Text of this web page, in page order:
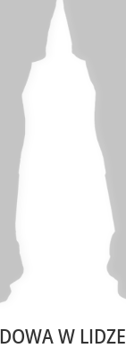
W LIDZE